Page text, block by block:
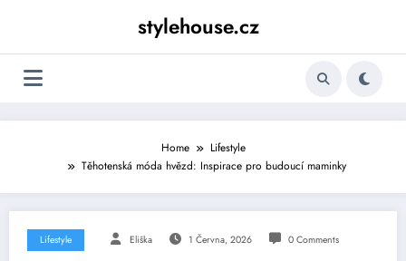
stylehouse.cz
Home
Lifestyle
Těhotenská móda hvězd: Inspirace pro budoucí maminky
Lifestyle Eliška 1 Června, 2026 0 Comments